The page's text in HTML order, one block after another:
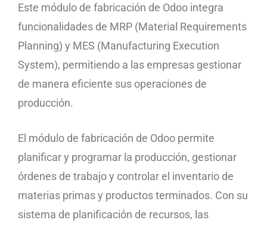
Este módulo de fabricación de Odoo integra
funcionalidades de MRP (Material Requirements
Planning) y MES (Manufacturing Execution
System), permitiendo a las empresas gestionar
de manera eficiente sus operaciones de
producción.
El módulo de fabricación de Odoo permite
planificar y programar la producción, gestionar
órdenes de trabajo y controlar el inventario de
materias primas y productos terminados. Con su
sistema de planificación de recursos, las